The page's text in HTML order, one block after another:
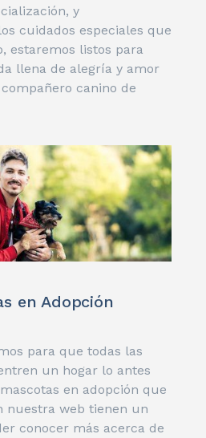
y
cuidados especiales que
estaremos listos para
llena de alegría y amor
canino de
en Adopción
para que todas las
un hogar lo antes
en adopción que
nuestra web tienen un
conocer más acerca de